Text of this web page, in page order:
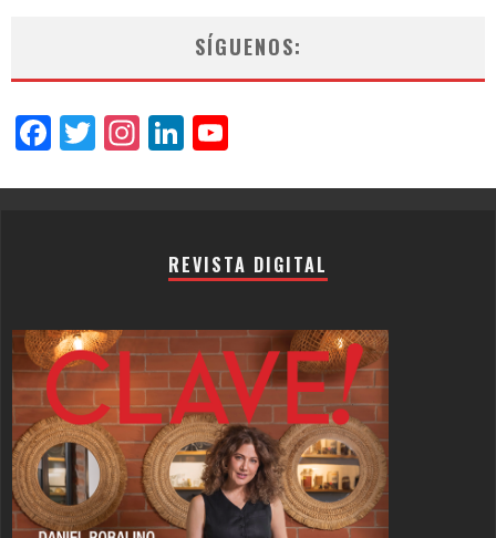
SÍGUENOS:
Facebook
Twitter
Instagram
LinkedIn
REVISTA DIGITAL